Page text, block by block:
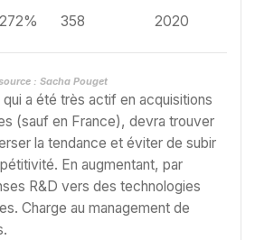
272% 358 2020
: Sacha Pouget
a été très actif en acquisitions
(sauf en France), devra trouver
la tendance et éviter de subir
En augmentant, par
R&D vers des technologies
Charge au management de